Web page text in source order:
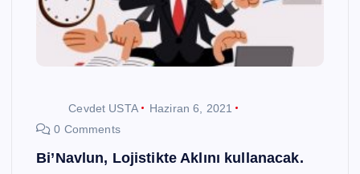
Cevdet USTA
Haziran 6, 2021
0 Comments
Bi’Navlun, Lojistikte Aklını kullanacak.